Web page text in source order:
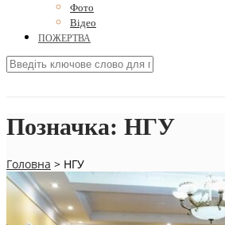
Фото
Відео
ПОЖЕРТВА
Позначка: НГУ
Головна > НГУ